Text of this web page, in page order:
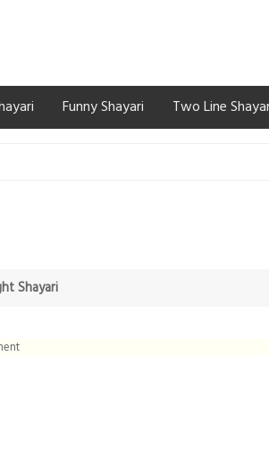
Funny Shayari Two Line
Shayari